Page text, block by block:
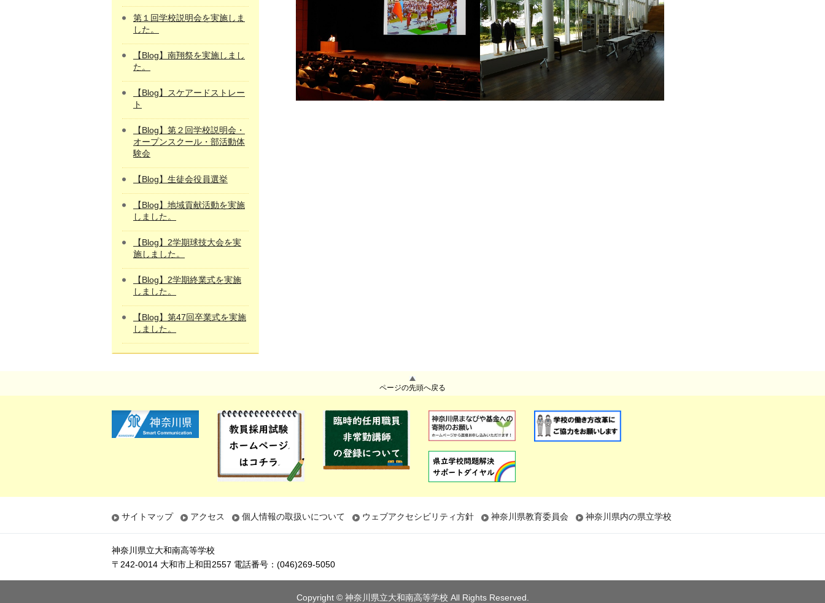
第１回学校説明会を実施しま
した。
【Blog】南翔祭を実施しまし
た。
【Blog】スケアードストレー
ト
【Blog】第２回学校説明会・
オープンスクール・部活動体
験会
【Blog】生徒会役員選挙
【Blog】地域貢献活動を実施
しました。
【Blog】2学期球技大会を実
施しました。
【Blog】2学期終業式を実施
しました。
【Blog】第47回卒業式を実施
しました。
ページの先頭へ戻る
サイトマップ アクセス 個人情報の取扱いについて ウェブアクセシビリティ方針 神奈川県教育委員会 神奈川県内の県立学校
神奈川県立大和南高等学校
〒242-0014 大和市上和田2557 電話番号：(046)269-5050
Copyright © 神奈川県立大和南高等学校 All Rights Reserved.